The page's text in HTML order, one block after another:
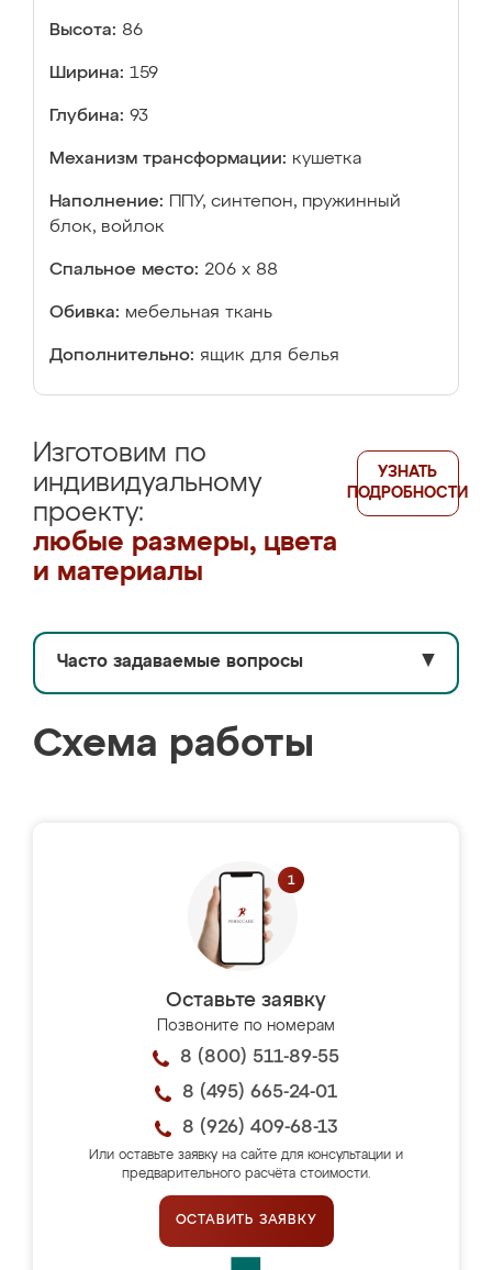
Высота: 86
Ширина: 159
Глубина: 93
Механизм трансформации: кушетка
Наполнение:
ППУ, синтепон, пружинный
блок, войлок
Спальное место: 206 х 88
Обивка: мебельная ткань
Дополнительно: ящик для белья
Изготовим по
индивидуальному
проекту:
любые размеры, цвета
и материалы
УЗНАТЬ
ПОДРОБНОСТИ
Часто задаваемые вопросы ▼
Схема работы
Оставьте заявку
Позвоните по номерам
8 (800) 511-89-55
8 (495) 665-24-01
8 (926) 409-68-13
Или оставьте заявку на сайте для консультации и
предварительного расчёта стоимости.
ОСТАВИТЬ ЗАЯВКУ